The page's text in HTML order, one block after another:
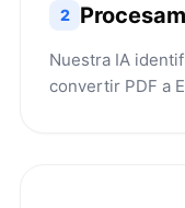
2
Nuestra IA
convertir PDF a